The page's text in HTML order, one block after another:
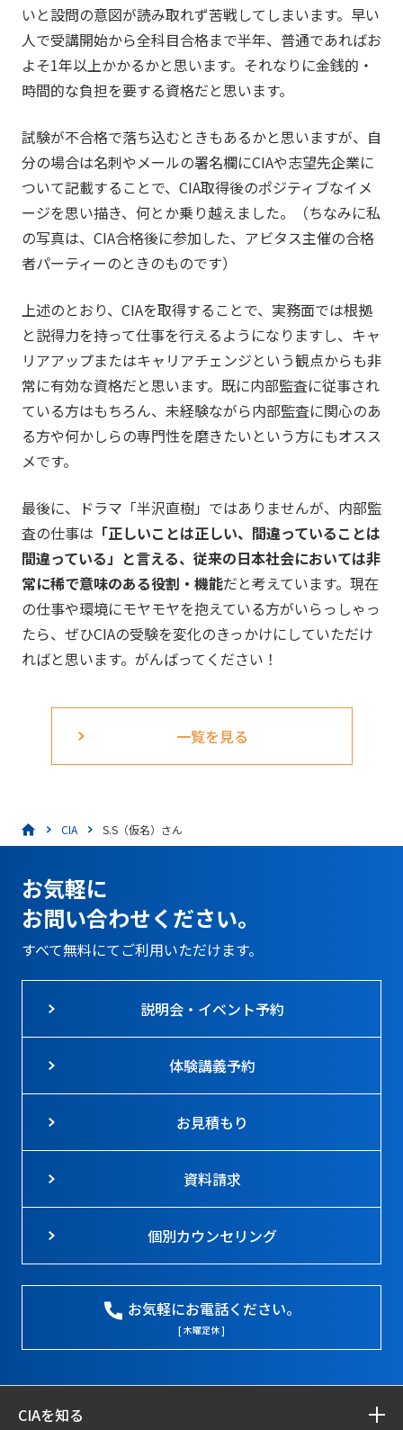
いと設問の意図が読み取れず苦戦してしまいます。早い
人で受講開始から全科目合格まで半年、普通であればお
よそ1年以上かかるかと思います。それなりに金銭的・
時間的な負担を要する資格だと思います。
試験が不合格で落ち込むときもあるかと思いますが、自
分の場合は名刺やメールの署名欄にCIAや志望先企業に
ついて記載することで、CIA取得後のポジティブなイメ
ージを思い描き、何とか乗り越えました。（ちなみに私
の写真は、CIA合格後に参加した、アビタス主催の合格
者パーティーのときのものです）
上述のとおり、CIAを取得することで、実務面では根拠
と説得力を持って仕事を行えるようになりますし、キャ
リアアップまたはキャリアチェンジという観点からも非
常に有効な資格だと思います。既に内部監査に従事され
ている方はもちろん、未経験ながら内部監査に関心のあ
る方や何かしらの専門性を磨きたいという方にもオスス
メです。
最後に、ドラマ「半沢直樹」ではありませんが、内部監
査の仕事は 「正しいことは正しい、間違っていることは
間違っている」と言える、従来の日本社会においては非
常に稀で意味のある役割・機能だと考えています。現在
の仕事や環境にモヤモヤを抱えている方がいらっしゃっ
たら、ぜひCIAの受験を変化のきっかけにしていただけ
ればと思います。がんばってください！
一覧を見る
CIA S.S（仮名）さん
お気軽に
お問い合わせください。
すべて無料にてご利用いただけます。
説明会・イベント予約
体験講義予約
お見積もり
資料請求
個別カウンセリング
お気軽にお電話ください。
[ 木曜定休 ]
CIAを知る